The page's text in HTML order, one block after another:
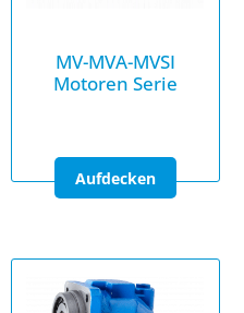
MV-MVA-MVSI
Motoren Serie